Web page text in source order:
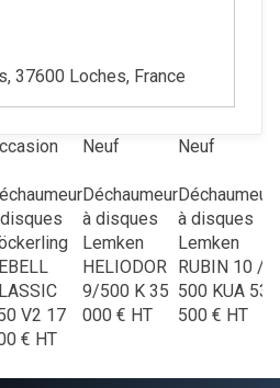
37600 Loches, France
V2 17
€ HT
Neuf
Déchaumeur
à disques
Lemken
HELIODOR
9/500 K 35
000 € HT
Neuf
Déchaumeur
à disques
Lemken
RUBIN 10 /
500 KUA 53
500 € HT